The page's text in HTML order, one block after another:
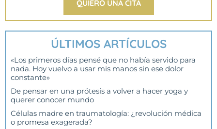
QUIERO UNA CITA
ÚLTIMOS ARTÍCULOS
«Los primeros días pensé que no había servido para
nada. Hoy vuelvo a usar mis manos sin ese dolor
constante»
De pensar en una prótesis a volver a hacer yoga y
querer conocer mundo
Células madre en traumatología: ¿revolución médica
o promesa exagerada?